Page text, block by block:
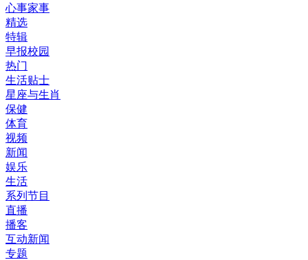
心事家事
精选
特辑
早报校园
热门
生活贴士
星座与生肖
保健
体育
视频
新闻
娱乐
生活
系列节目
直播
播客
互动新闻
专题